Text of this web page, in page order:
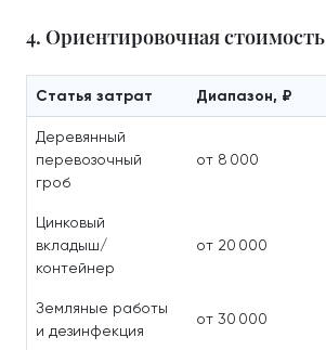
4. Ориентировочная стоимость
Статья затрат Диапазон, ₽
Деревянный
перевозочный
гроб
от 8 000
Цинковый
вкладыш/
контейнер
от 20 000
Земляные работы
и дезинфекция
от 30 000